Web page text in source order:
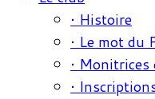
• Histoire
• Le mot du
•
•